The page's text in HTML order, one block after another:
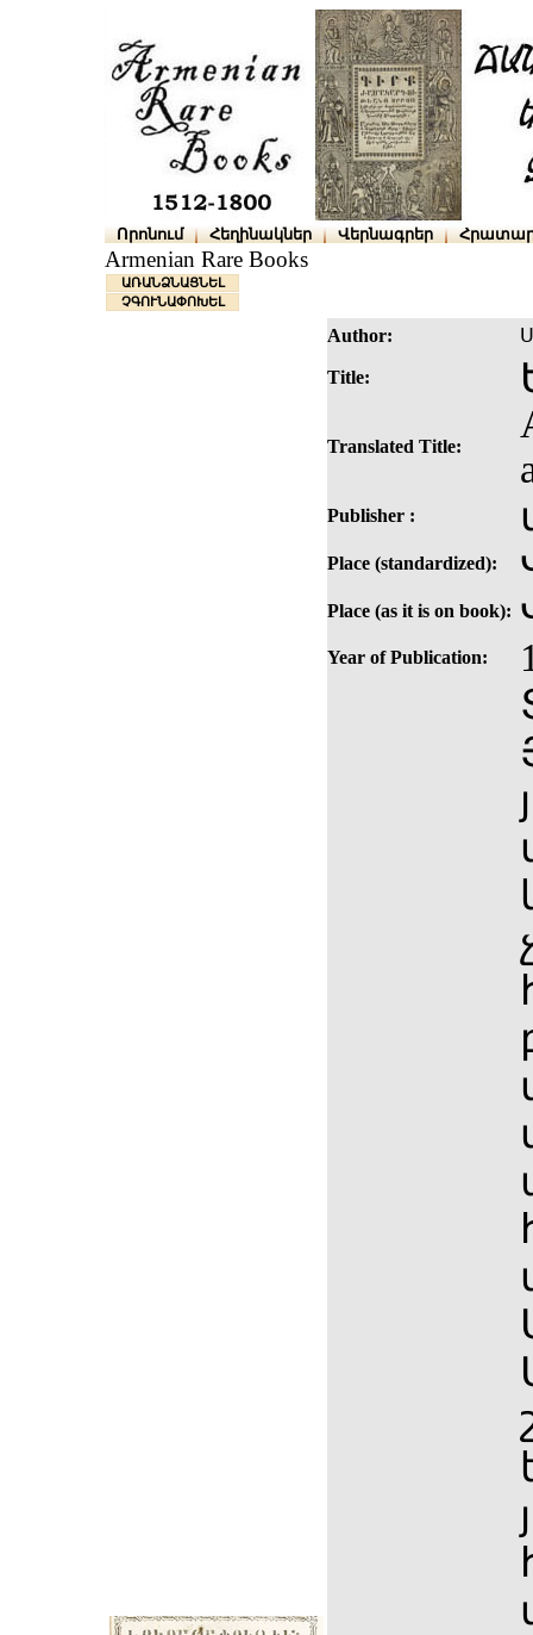
Որոնում Հեղինակներ Վերնագրեր
Armenian Rare Books
ԱՌԱՆՁՆԱՑՆԵԼ
ՉԳՈՒՆԱՓՈԽԵԼ
Author:
Title:
Translated Title:
Publisher :
Place (standardized):
Place (as it is on book):
Year of Publication: